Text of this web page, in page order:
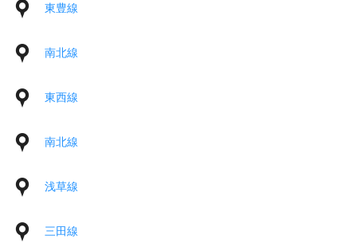
東豊線
南北線
東西線
南北線
浅草線
三田線